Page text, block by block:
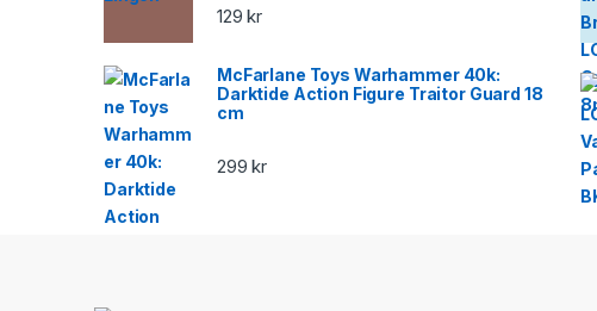
129kr
McFarlane Toys Warhammer 40k:
Darktide Action Figure Traitor Guard 18
cm
299kr